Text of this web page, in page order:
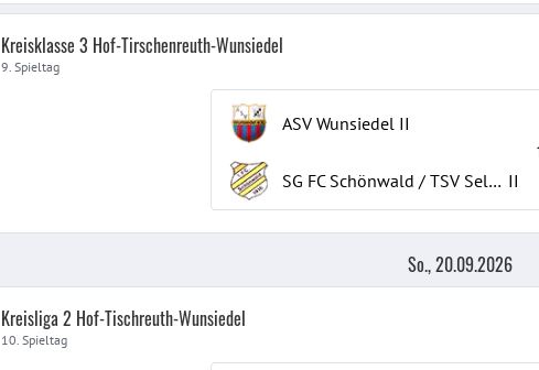
Kreisklasse 3 Hof-Tirschenreuth-Wunsiedel
9. Spieltag
ASV Wunsiedel II
SG FC Schönwald / TSV Selb-Pb. II
So., 20.09.2026
Kreisliga 2 Hof-Tischreuth-Wunsiedel
10. Spieltag